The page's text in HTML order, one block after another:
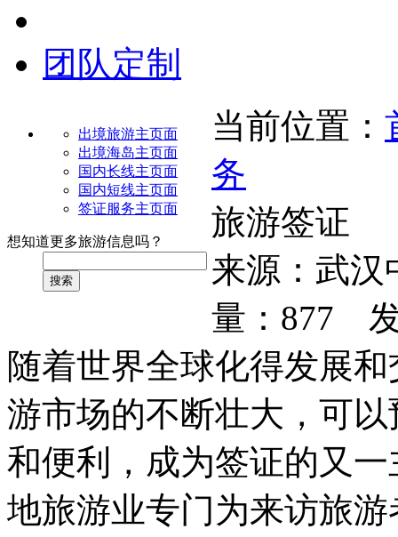
团队定制
出境旅游主页面
出境海岛主页面
国内长线主页面
国内短线主页面
签证服务主页面
想知道更多旅游信息吗？
搜索
当前位置：
务
旅游签证
来源： 武汉
量： 877
随着世界全球化得发展
游市场的不断壮大，可
和便利，成为签证的又
地旅游业专门为来访旅